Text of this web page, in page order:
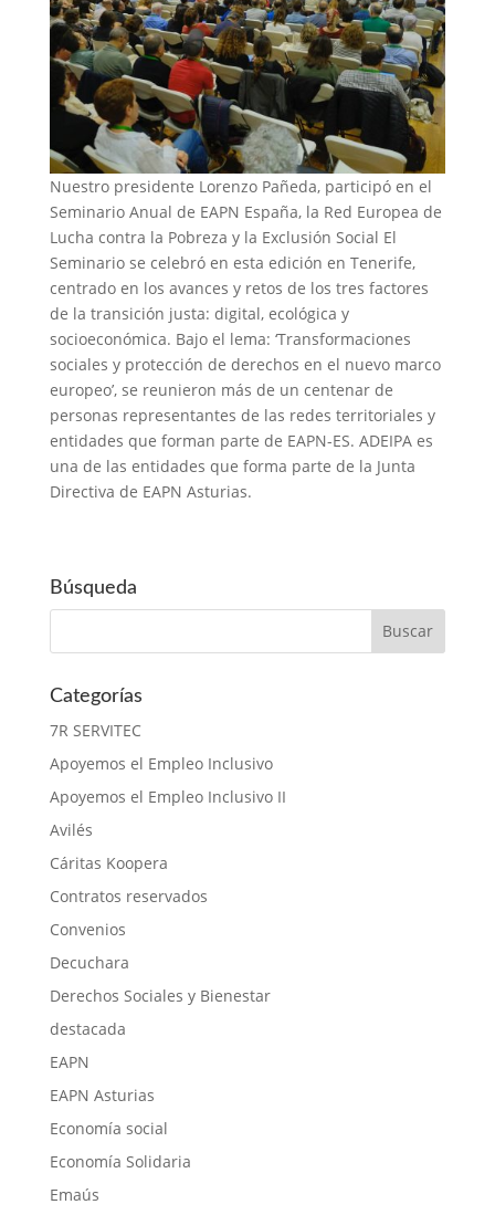
Nuestro presidente Lorenzo Pañeda, participó en el
Seminario Anual de EAPN España, la Red Europea de
Lucha contra la Pobreza y la Exclusión Social El
Seminario se celebró en esta edición en Tenerife,
centrado en los avances y retos de los tres factores
de la transición justa: digital, ecológica y
socioeconómica. Bajo el lema: ‘Transformaciones
sociales y protección de derechos en el nuevo marco
europeo’, se reunieron más de un centenar de
personas representantes de las redes territoriales y
entidades que forman parte de EAPN-ES. ADEIPA es
una de las entidades que forma parte de la Junta
Directiva de EAPN Asturias.
Búsqueda
Categorías
7R SERVITEC
Apoyemos el Empleo Inclusivo
Apoyemos el Empleo Inclusivo II
Avilés
Cáritas Koopera
Contratos reservados
Convenios
Decuchara
Derechos Sociales y Bienestar
destacada
EAPN
EAPN Asturias
Economía social
Economía Solidaria
Emaús